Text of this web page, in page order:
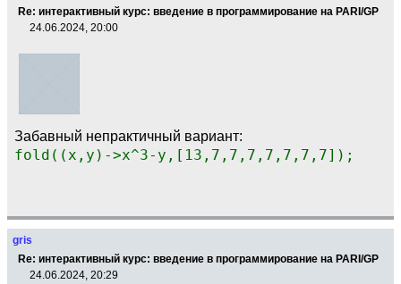
Re: интерактивный курс: введение в программирование на PARI/GP
24.06.2024, 20:00
Забавный непрактичный вариант:
fold((x,y)->x^3-y,[13,7,7,7,7,7,7,7]);
gris
Re: интерактивный курс: введение в программирование на PARI/GP
24.06.2024, 20:29